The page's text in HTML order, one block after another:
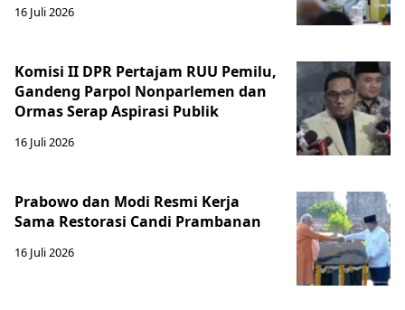
16 Juli 2026
Komisi II DPR Pertajam RUU Pemilu,
Gandeng Parpol Nonparlemen dan
Ormas Serap Aspirasi Publik
16 Juli 2026
Prabowo dan Modi Resmi Kerja
Sama Restorasi Candi Prambanan
16 Juli 2026